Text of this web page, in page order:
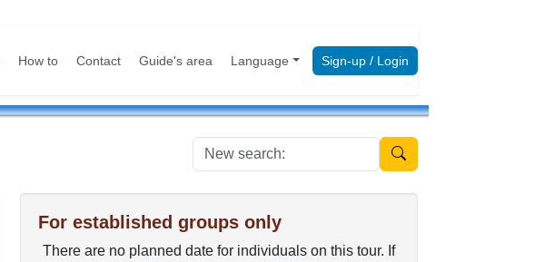
How to Contact Guide's area Language Sign-up / Login
New search:
For established groups only
There are no planned date for individuals on this tour. If